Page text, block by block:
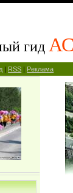
гид
| RSS | Реклама